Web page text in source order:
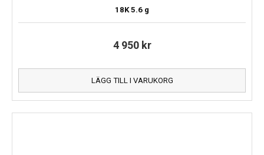
18K 5.6 g
4 950 kr
LÄGG TILL I VARUKORG